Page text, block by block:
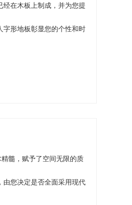
在木板上制成，并为您提
字形地板彰显您的个性和时
髓，赋予了空间无限的质
由您决定是否全面采用现代